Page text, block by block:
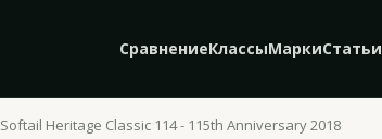
СравнениеКлассыМаркиСтатьи
Softail Heritage Classic 114 - 115th Anniversary 2018